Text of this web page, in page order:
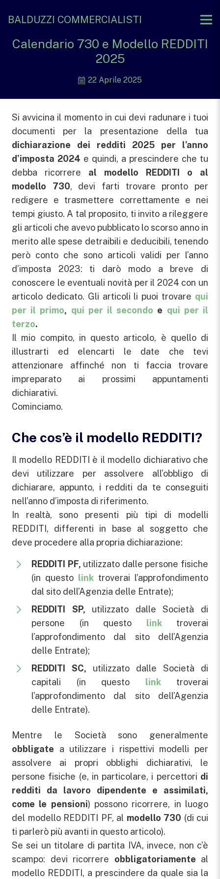
BALDUZZI COMMERCIALISTI
Calendario 730 e Modello REDDITI
2025
22 Aprile 2025
Si avvicina il momento in cui devi radunare i tuoi
documenti per la presentazione della tua
dichiarazione dei redditi 2025 per l’anno
d’imposta 2024 e quindi, a prescindere che tu
debba ricorrere al modello REDDITI o al
modello 730, devi farti trovare pronto per
redigere e trasmettere correttamente e nei
tempi giusto. A tal proposito, ti invito a rileggere
gli articoli che avevo pubblicato lo scorso anno in
merito alle spese detraibili e deducibili, tenendo
però conto che sono articoli validi per l’anno
d’imposta 2023: ti darò modo a breve di
conoscere le eventuali novità per il 2024 con un
articolo dedicato. Gli articoli li puoi trovare qui
per il primo, qui per il secondo e qui per il
terzo.
Il mio compito, in questo articolo, è quello di
illustrarti ed elencarti le date che tevi
attenzionare affinché non ti faccia trovare
impreparato ai prossimi appuntamenti
dichiarativi.
Cominciamo.
Che cos’è il modello REDDITI?
Il modello REDDITI è il modello dichiarativo che
devi utilizzare per assolvere all’obbligo di
dichiarare, appunto, i redditi da te conseguiti
nell’anno d’imposta di riferimento.
In realtà, sono presenti più tipi di modelli
REDDITI, differenti in base al soggetto che
deve procedere alla propria dichiarazione:
REDDITI PF, utilizzato dalle persone fisiche
(in questo link troverai l’approfondimento
dal sito dell’Agenzia delle Entrate);
REDDITI SP, utilizzato dalle Società di
persone (in questo linktroverai
l’approfondimento dal sito dell’Agenzia
delle Entrate);
REDDITI SC, utilizzato dalle Società di
capitali (in questo linktroverai
l’approfondimento dal sito dell’Agenzia
delle Entrate).
Mentre le Società sono generalmente
obbligate a utilizzare i rispettivi modelli per
assolvere ai propri obblighi dichiarativi, le
persone fisiche (e, in particolare, i percettori di
redditi da lavoro dipendente e assimilati,
come le pensioni) possono ricorrere, in luogo
del modello REDDITI PF, al modello 730 (di cui
ti parlerò più avanti in questo articolo).
Se sei un titolare di partita IVA, invece, non c’è
scampo: devi ricorrere obbligatoriamente al
modello REDDITI, a prescindere da quale sia la